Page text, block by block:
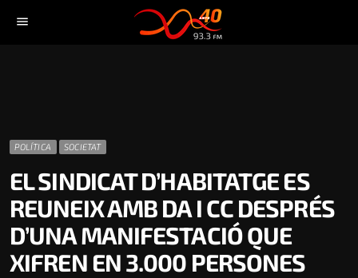
menu
POLÍTICA SOCIETAT
EL SINDICAT D’HABITATGE ES
REUNEIX AMB DA I CC DESPRÉS
D’UNA MANIFESTACIÓ QUE
XIFREN EN 3.000 PERSONES